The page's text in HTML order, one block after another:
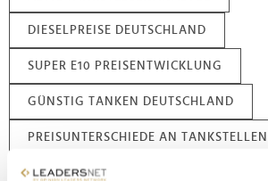
DIESELPREISE DEUTSCHLAND
SUPER E10 PREISENTWICKLUNG
GÜNSTIG TANKEN DEUTSCHLAND
PREISUNTERSCHIEDE AN TANKSTELLEN
ÖSTERREICH-MODELL TANKSTELLEN